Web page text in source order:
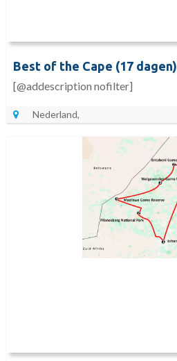
Best of the Cape (17 dagen)
[@addescription nofilter]
Nederland,